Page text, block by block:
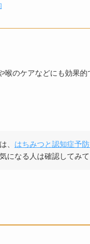
喉のケアなどにも効果
、 はちみつと認知症予
になる人は確認してみて